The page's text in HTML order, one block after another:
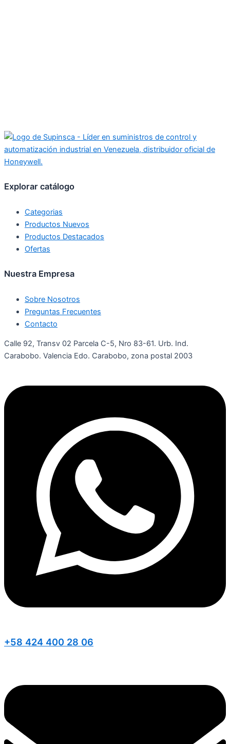
Explorar catálogo
Categorias
Productos Nuevos
Productos Destacados
Ofertas
Nuestra Empresa
Sobre Nosotros
Preguntas Frecuentes
Contacto
Calle 92, Transv 02 Parcela C-5, Nro 83-61. Urb. Ind.
Carabobo. Valencia Edo. Carabobo, zona postal 2003
+58 424 400 28 06